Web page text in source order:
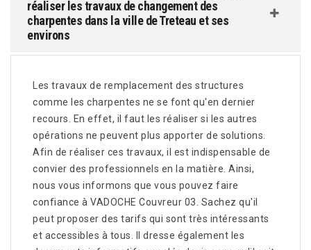
réaliser les travaux de changement des
charpentes dans la ville de Treteau et ses
environs
Les travaux de remplacement des structures
comme les charpentes ne se font qu'en dernier
recours. En effet, il faut les réaliser si les autres
opérations ne peuvent plus apporter de solutions.
Afin de réaliser ces travaux, il est indispensable de
convier des professionnels en la matière. Ainsi,
nous vous informons que vous pouvez faire
confiance à VADOCHE Couvreur 03. Sachez qu'il
peut proposer des tarifs qui sont très intéressants
et accessibles à tous. Il dresse également les